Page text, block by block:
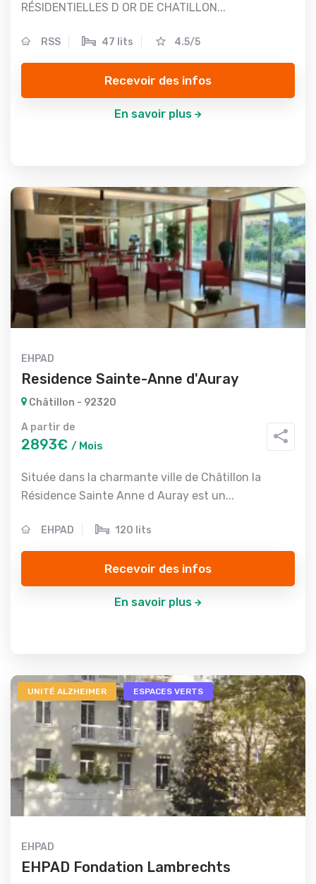
RÉSIDENTIELLES D OR DE CHATILLON...
RSS 47 lits 4.5/5
Recevoir des infos
En savoir plus
EHPAD
Residence Sainte-Anne d'Auray
Châtillon - 92320
A partir de
2893€ / Mois
Située dans la charmante ville de Châtillon la
Résidence Sainte Anne d Auray est un...
EHPAD 120 lits
Recevoir des infos
En savoir plus
UNITÉ ALZHEIMER ESPACES VERTS
EHPAD
EHPAD Fondation Lambrechts